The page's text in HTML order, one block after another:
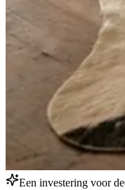
Een investering voor